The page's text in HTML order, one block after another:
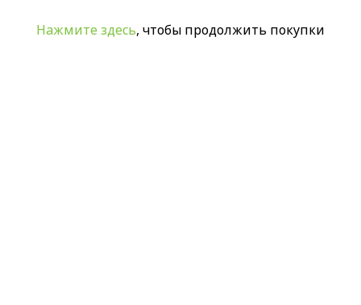
Нажмите здесь, чтобы продолжить покупки